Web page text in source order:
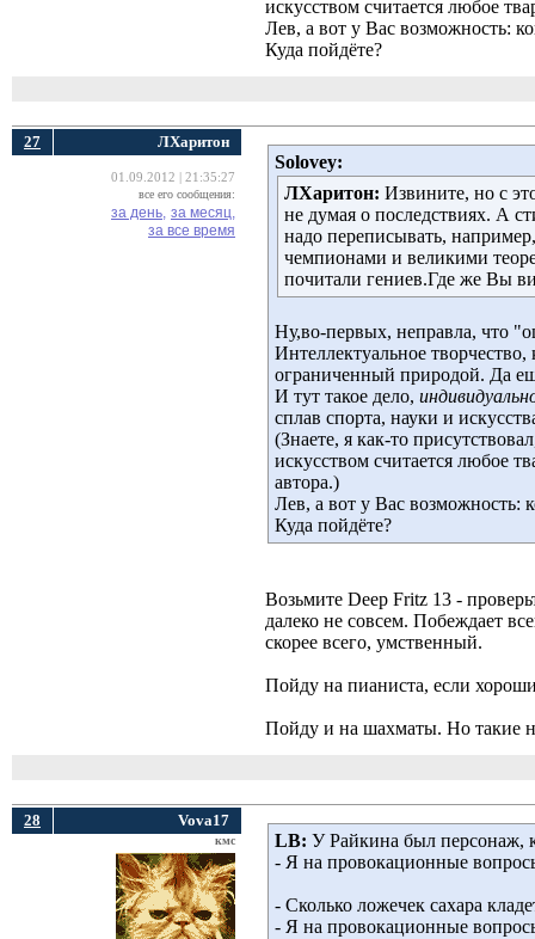
искусством считается любое
Лев, а вот у Вас возможность:
Куда пойдёте?
27 ЛХаритон
01.09.2012 | 21:35:27
все его сообщения:
за день, за месяц,
за все время
Solovey:
ЛХаритон: Извините, но с
не думая о последствиях. А
надо переписывать,
чемпионами и великими
почитали гениев.Где же Вы
Ну,во-первых, неправла, что
Интеллектуальное
ограниченный природой. Да
И тут такое дело,
сплав спорта, науки и
(Знаете, я как-то
искусством считается любое
автора.)
Лев, а вот у Вас возможность:
Куда пойдёте?
Возьмите Deep Fritz 13 -
далеко не совсем. Побеждает
скорее всего, умственный.
Пойду на пианиста, если
Пойду и на шахматы. Но такие
28 Vova17
кмс LB: У Райкина был персонаж,
- Я на провокационные
- Сколько ложечек сахара
- Я на провокационные